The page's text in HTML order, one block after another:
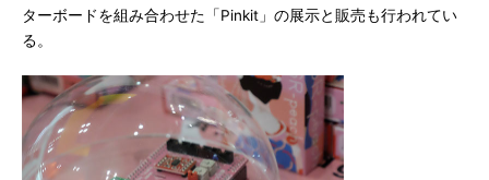
ターボードを組み合わせた「Pinkit」の展示と販売も行われてい
る。